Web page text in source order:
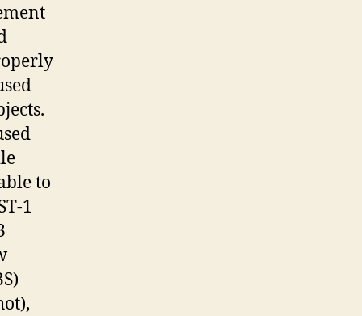
to
1